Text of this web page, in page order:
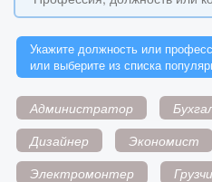
Укажите должность или
или выберите из списка
Администратор
Дизайнер
Экономист
Электромонтер